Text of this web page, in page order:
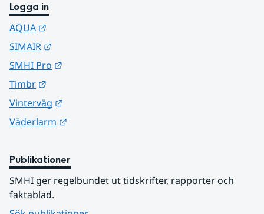
Logga in
AQUA
SIMAIR
SMHI Pro
Timbr
Vinterväg
Väderlarm
Publikationer
SMHI ger regelbundet ut tidskrifter, rapporter och
faktablad.